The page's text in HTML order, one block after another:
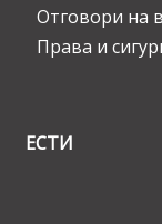
Отговори на
Права и
ЕСТИ